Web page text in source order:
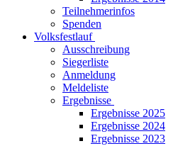
Teilnehmerinfos
Spenden
Volksfestlauf
Ausschreibung
Siegerliste
Anmeldung
Meldeliste
Ergebnisse
Ergebnisse 2025
Ergebnisse 2024
Ergebnisse 2023